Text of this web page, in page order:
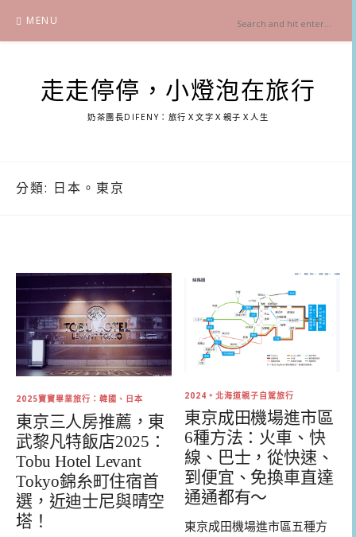
content
MENU
走走停停，小燈泡在旅行
奶茶團長DIFENY：旅行Ｘ文字Ｘ親子Ｘ人生
分類: 日本。東京
2025寶寶畢業旅行：韓國、日本
東京三人房推薦，東
武黎凡特飯店2025：
Tobu Hotel Levant
Tokyo錦糸町住宿首
選，近迪士尼與晴空
塔！
2024。北海道親子自駕旅行
東京成田機場進市區
6種方法：火車、快
線、巴士，從快速、
到便宜、免換車直達
通通都有～
東京成田機場進市區五種方